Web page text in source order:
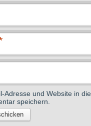
Adresse und Website in
speichern.